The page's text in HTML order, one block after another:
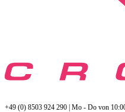
+49 (0) 8503 924 290 | Mo - Do von